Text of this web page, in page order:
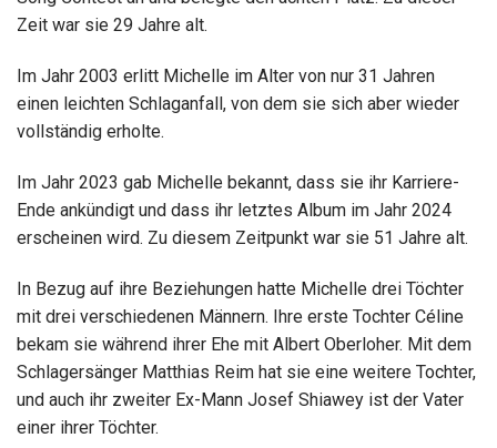
Zeit war sie 29 Jahre alt.
Im Jahr 2003 erlitt Michelle im Alter von nur 31 Jahren
einen leichten Schlaganfall, von dem sie sich aber wieder
vollständig erholte.
Im Jahr 2023 gab Michelle bekannt, dass sie ihr Karriere-
Ende ankündigt und dass ihr letztes Album im Jahr 2024
erscheinen wird. Zu diesem Zeitpunkt war sie 51 Jahre alt.
In Bezug auf ihre Beziehungen hatte Michelle drei Töchter
mit drei verschiedenen Männern. Ihre erste Tochter Céline
bekam sie während ihrer Ehe mit Albert Oberloher. Mit dem
Schlagersänger Matthias Reim hat sie eine weitere Tochter,
und auch ihr zweiter Ex-Mann Josef Shiawey ist der Vater
einer ihrer Töchter.